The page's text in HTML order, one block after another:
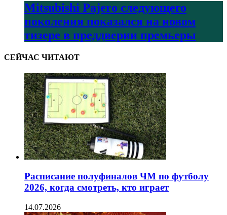
Mitsubishi Pajero следующего
поколения показался на новом
тизере в преддверии премьеры
СЕЙЧАС ЧИТАЮТ
Расписание полуфиналов ЧМ по футболу
2026, когда смотреть, кто играет
14.07.2026